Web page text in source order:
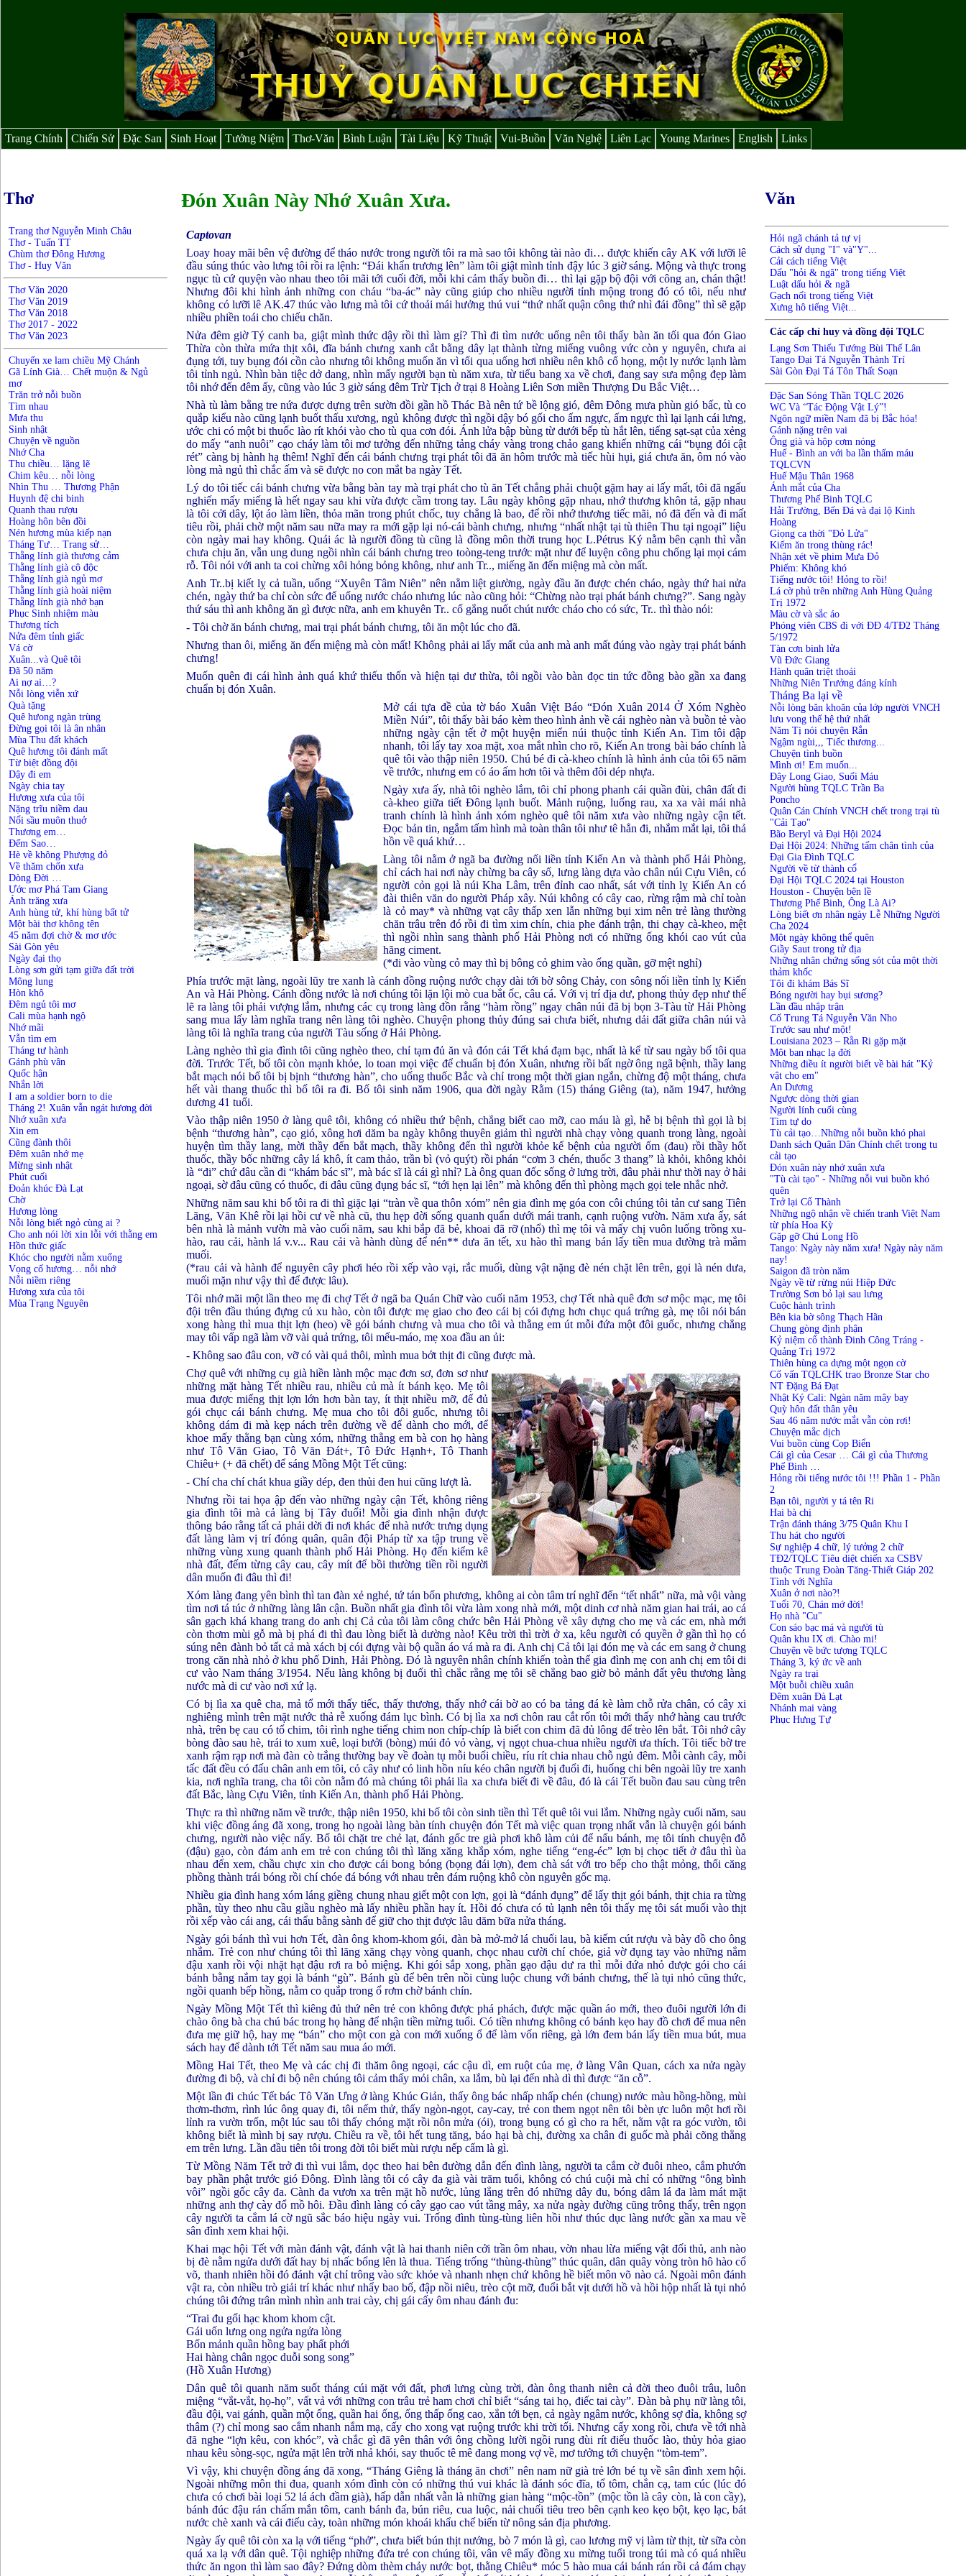
Trang Chính Chiến Sử Đặc San Sinh Hoạt Tưởng Niệm Thơ-Văn Bình Luận Tài Liệu Kỹ Thuật Vui-Buồn Văn Nghệ Liên Lạc Young Marines English Links
Thơ
Trang thơ Nguyễn Minh Châu
Thơ - Tuấn TT
Chùm thơ Đông Hương
Thơ - Huy Văn
Thơ Văn 2020
Thơ Văn 2019
Thơ Văn 2018
Thơ 2017 - 2022
Thơ Văn 2023
Chuyến xe lam chiều Mỹ Chánh
Gã Lính Già… Chết muộn & Ngủ
mơ
Trăn trở nỗi buồn
Tìm nhau
Mưa thu
Sinh nhật
Chuyện về nguồn
Nhớ Cha
Thu chiều… lặng lẽ
Chim kêu… nỗi lòng
Nhìn Thu … Thương Phận
Huynh đệ chi binh
Quanh thau rượu
Hoàng hôn bên đồi
Nén hương mùa kiếp nạn
Tháng Tư… Trang sử…
Thằng lính già thương cảm
Thằng lính già cô độc
Thằng lính già ngủ mơ
Thằng lính già hoài niệm
Thằng lính già nhớ bạn
Phục Sinh nhiệm màu
Thương tích
Nửa đêm tỉnh giấc
Vá cờ
Xuân...và Quê tôi
Đã 50 năm
Ai nợ ai…?
Nỗi lòng viễn xứ
Quà tặng
Quê hưong ngàn trùng
Đừng gọi tôi là ân nhân
Mùa Thu đất khách
Quê hương tôi đánh mất
Từ biệt đồng đội
Dậy đi em
Ngày chia tay
Hương xưa của tôi
Nặng trĩu niềm dau
Nổi sầu muôn thuở
Thương em…
Đếm Sao…
Hè về không Phượng đỏ
Về thăm chốn xưa
Dòng Đời …
Ước mơ Phá Tam Giang
Ánh trăng xưa
Anh hùng tử, khí hùng bất tử
Một bài thơ không tên
45 năm đợi chờ & mơ ước
Sài Gòn yêu
Ngày đại thọ
Lòng sơn gửi tạm giữa đất trời
Mông lung
Hòn khô
Đêm ngủ tôi mơ
Cali mùa hạnh ngộ
Nhớ mãi
Vẫn tìm em
Tháng tư hành
Gánh phù vân
Quốc hận
Nhắn lời
I am a soldier born to die
Tháng 2! Xuân vẫn ngát hương đời
Nhớ xuân xưa
Xin em
Cũng đành thôi
Đêm xuân nhớ mẹ
Mừng sinh nhật
Phút cuối
Đoản khúc Đà Lạt
Chờ
Hương lòng
Nỗi lòng biết ngỏ cùng ai ?
Cho anh nói lời xin lỗi với thằng em
Hồn thức giấc
Khóc cho người nằm xuống
Vọng cố hương… nỗi nhớ
Nỗi niềm riêng
Hương xưa của tôi
Mùa Trạng Nguyên
Đón Xuân Này Nhớ Xuân Xưa.
Captovan
Loay hoay mãi bên vệ đường để tháo nước trong người tôi ra mà sao tôi không tài nào đi… được khiến cây AK với lưỡi lê
đầu súng thúc vào lưng tôi rồi ra lệnh: “Đái khẩn trương lên” làm tôi giật mình tỉnh đậy lúc 3 giờ sáng. Mộng và thực trong
ngục tù cứ quyện vào nhau theo tôi mãi tới cuối đời, mỗi khi cảm thấy buồn đi… thì lại gặp bộ đội với công an, chán thật!
Nhưng đôi khi hình ảnh những con cháu “ba-ác” này cũng giúp cho nhiều người tỉnh mộng trong đó có tôi, nếu như
không có lưỡi lê AK.47 thúc vào lưng mà tôi cứ thoải mái hưởng thú vui “thứ nhất quận công thứ nhì đái đồng” thì sẽ gặp
nhiều phiền toái cho chiếu chăn.
Nửa đêm giờ Tý canh ba, giật mình thức dậy rồi thì làm gỉ? Thì đi tìm nước uống nên tôi thấy bàn ăn tối qua đón Giao
Thừa còn thừa mứa thịt xôi, đĩa bánh chưng xanh cắt bằng dây lạt thành từng miếng vuông vức còn y nguyên, chưa ai
đụng tới, tuy bụng đói cồn cào nhưng tôi không muốn ăn vì tối qua uống hơi nhiều nên khô cổ họng, một ly nước lạnh làm
tôi tỉnh ngủ. Nhìn bàn tiệc dở dang, nhìn mấy người bạn tù năm xưa, từ tiểu bang xa về chơi, đang say sưa mộng đẹp làm
tôi nhớ đến đêm ấy, cũng vào lúc 3 giờ sáng đêm Trừ Tịch ở trại 8 Hoàng Liên Sơn miền Thượng Du Bắc Việt…
Nhà tù làm bằng tre nứa được dựng trên sườn đồi gần hồ Thác Bà nên tứ bề lộng gió, đêm Đông mưa phùn gió bấc, tù co
quắp kiểu nào cũng lạnh buốt thấu xương, ngủ không được thì ngồi dậy bó gối cho ấm ngực, ấm ngực thì lại lạnh cái lưng,
ước chi có một bi thuốc lào rít khói vào cho tù qua cơn đói. Ánh lửa bập bùng từ dưới bếp tù hắt lên, tiếng sạt-sạt của xẻng
do mấy “anh nuôi” cạo cháy làm tôi mơ tưởng đến những tảng cháy vàng trong chảo gang khiến những cái “bụng đói cật
rét” càng bị hành hạ thêm! Nghĩ đến cái bánh chưng trại phát tôi đã ăn hôm trước mà tiếc hùi hụi, giá chưa ăn, ôm nó vào
lòng mà ngủ thì chắc ấm và sẽ được no con mắt ba ngày Tết.
Lý do tôi tiếc cái bánh chưng vừa bằng bàn tay mà trại phát cho tù ăn Tết chẳng phải chuột gặm hay ai lấy mất, tôi đã ngấu
nghiến mấy miếng là hết ngay sau khi vừa được cầm trong tay. Lâu ngày không gặp nhau, nhớ thương khôn tả, gặp nhau
là tôi cởi dây, lột áo làm liền, thỏa mãn trong phút chốc, tuy chẳng là bao, để rồi nhớ thương tiếc mãi, nó đã đến và đi mất
tiêu rồi, phải chờ một năm sau nữa may ra mới gặp lại nó-cái bành chưng, nhưng “nhất nhật tại tù thiên Thu tại ngoại” liệu
còn ngày mai hay không. Quái ác là người đồng tù cũng là đồng môn thời trung học L.Pétrus Ký nằm bên cạnh thì vẫn
chưa chịu ăn, vẫn ung dung ngồi nhìn cái bánh chưng treo toòng-teng trước mặt như để luyện công phu chống lại mọi cám
rỗ. Tôi nói với anh ta coi chừng xôi hỏng bỏng không, như anh Tr.., miếng ăn đến miệng mà còn mất.
Anh Tr..bị kiết lỵ cả tuần, uống “Xuyên Tâm Niên” nên nằm liệt giường, ngày đầu ăn được chén cháo, ngày thứ hai nửa
chén, ngày thứ ba chỉ còn sức để uống nước cháo nhưng lúc nào cũng hỏi: “Chừng nào trại phát bánh chưng?”. Sang ngày
thứ sáu thì anh không ăn gì được nữa, anh em khuyên Tr.. cố gắng nuốt chút nước cháo cho có sức, Tr.. thì thào nói:
- Tôi chờ ăn bánh chưng, mai trại phát bánh chưng, tôi ăn một lúc cho đã.
Nhưng than ôi, miếng ăn đến miệng mà còn mất! Không phải ai lấy mất của anh mà anh mất đúng vào ngày trại phát bánh
chưng!
Muốn quên đi cái hình ảnh quá khứ thiếu thốn và hiện tại dư thừa, tôi ngồi vào bàn đọc tin tức đồng bào gần xa đang
chuẩn bị đón Xuân.
Mở cái tựa đề của tờ báo Xuân Việt Báo “Đón Xuân 2014 Ở Xóm Nghèo
Miền Núi”, tôi thấy bài báo kèm theo hình ảnh về cái nghèo nàn và buồn tẻ vào
những ngày cận tết ở một huyện miển núi thuộc tỉnh Kiến An. Tim tôi đập
nhanh, tôi lấy tay xoa mặt, xoa mắt nhìn cho rõ, Kiến An trong bài báo chính là
quê tôi vào thập niên 1950. Chú bé đi cà-kheo chính là hình ảnh của tôi 65 năm
về trước, nhưng em có áo ấm hơn tôi và thêm đôi dép nhựa.
Ngày xưa ấy, nhà tôi nghèo lắm, tôi chỉ phong phanh cái quần đùi, chân đất đi
cà-kheo giữa tiết Đông lạnh buốt. Mảnh ruộng, luống rau, xa xa vài mái nhà
tranh chính là hình ảnh xóm nghèo quê tôi năm xưa vào những ngày cận tết.
Đọc bản tin, ngắm tấm hình mà toàn thân tôi như tê hẳn đi, nhắm mắt lại, tôi thả
hồn về quá khứ…
Làng tôi nằm ở ngã ba đường nối liền tỉnh Kiến An và thành phố Hải Phòng,
chỉ cách hai nơi này chừng ba cây số, lưng làng dựa vào chân núi Cựu Viên, có
người cỏn gọi là núi Kha Lâm, trên đỉnh cao nhất, sát với tỉnh lỵ Kiến An có
đài thiên văn do người Pháp xây. Núi không có cây cao, rừng rậm mà chỉ toàn
là cỏ may* và những vạt cây thấp xen lẫn những bụi xim nên trẻ làng thường
chăn trâu trên đó rồi đi tìm xim chín, chia phe đánh trận, thi chạy cà-kheo, mệt
thì ngồi nhìn sang thành phố Hải Phòng nơi có những ống khói cao vút của
hãng ciment.
(*đi vào vùng cỏ may thì bị bông cỏ ghim vào ống quần, gỡ mệt nghỉ)
Phía trước mặt làng, ngoài lũy tre xanh là cánh đồng ruộng nước chạy dài tới bờ sông Chảy, con sông nối liền tỉnh lỵ Kiến
An và Hải Phòng. Cánh đồng nước là nơi chúng tôi lặn lội mò cua bắt ốc, câu cá. Với vị trí địa dư, phong thủy đẹp như thế
lẽ ra làng tôi phải vượng lắm, nhưng các cụ trong làng đồn rằng “hàm rồng” ngay chân núi đã bị bọn 3-Tàu từ Hải Phòng
sang mua lấy làm nghĩa trang nên làng tôi nghèo. Chuyện phong thủy đúng sai chưa biết, nhưng dải đất giữa chân núi và
làng tôi là nghĩa trang của người Tàu sống ở Hải Phòng.
Làng nghèo thì gia đình tôi cũng nghèo theo, chỉ tạm đủ ăn và đón cái Tết khá đạm bạc, nhất là kể từ sau ngày bố tôi qua
đời. Trước Tết, bố tôi còn mạnh khỏe, lo toan mọi việc để chuẩn bị đón Xuân, nhưng rồi bất ngờ ông ngã bệnh, thầy lang
bắt mạch nói bố tôi bị bịnh “thương hàn”, cho uống thuốc Bắc và chỉ trong một thời gian ngắn, chừng độ một tháng, chưa
hết vài thang thuốc thì bố tôi ra đi. Bố tôi sinh năm 1906, qua đời ngày Rằm (15) tháng Giêng (ta), năm 1947, hưởng
dương 41 tuổi.
Vào thập niên 1950 ở làng quê tôi, không có nhiều thứ bệnh, chẳng biết cao mỡ, cao máu là gì, hễ bị bệnh thì gọi là bị
bệnh “thương hàn”, cạo gió, xông hơi dăm ba ngày không thuyên giảm thì người nhà chạy vòng quanh trong làng, ngoài
huyện tìm thầy lang, mời thầy đến bắt mạch, thầy không đến thì người khỏe kể bệnh của người ốm (đau) rồi thầy hốt
thuốc, thầy bốc những cây lá khô, ít cam thảo, trần bì (vỏ quýt) rồi phán “cơm 3 chén, thuốc 3 thang” là khỏi, không khỏi
là “đi” chứ đâu cần đi “khám bác sĩ”, mà bác sĩ là cái gì nhỉ? Là ông quan đốc sống ở lưng trời, đâu phải như thời nay ở hải
ngoại, sờ đâu cũng có thuốc, đi đâu cũng đụng bác sĩ, “tới hẹn lại lên” mà không đến thì phòng mạch gọi tele nhắc nhở.
Những năm sau khi bố tôi ra đi thì giặc lại “tràn về qua thôn xóm” nên gia đình mẹ góa con côi chúng tôi tản cư sang Tiên
Lãng, Văn Khê rồi lại hồi cư về nhà cũ, thu hẹp đời sống quanh quẩn dưới mái tranh, cạnh ruộng vườn. Năm xưa ấy, sát
bên nhà là mảnh vườn mà vào cuối năm, sau khi bắp đã bẻ, khoai đã rỡ (nhổ) thì mẹ tôi và mấy chị vuôn luống trồng xu-
hào, rau cải, hành lá v.v... Rau cải và hành dùng để nén** dưa ăn tết, xu hào thì mang bán lấy tiền mua đường trà mắm
muối.
(*rau cải và hành để nguyên cây phơi héo rồi xếp vào vại, rắc muối, dùng vật nặng đè nén chặt lên trên, gọi là nén dưa,
muối mặn như vậy thì để được lâu).
Tôi nhớ mãi một lần theo mẹ đi chợ Tết ở ngã ba Quán Chữ vào cuối năm 1953, chợ Tết nhà quê đơn sơ mộc mạc, mẹ tôi
đội trên đầu thúng đựng củ xu hào, còn tôi được mẹ giao cho đeo cái bị cói đựng hơn chục quả trứng gà, mẹ tôi nói bán
xong hàng thì mua thịt lợn (heo) về gói bánh chưng và mua cho tôi và thằng em út mỗi đứa một đôi guốc, nhưng chẳng
may tôi vấp ngã làm vỡ vài quả trứng, tôi mếu-máo, mẹ xoa đầu an ủi:
- Không sao đâu con, vỡ có vài quả thôi, mình mua bớt thịt đi cũng được mà.
Chợ quê với những cụ già hiền lành mộc mạc đơn sơ, đơn sơ như
những mặt hàng Tết nhiều rau, nhiều củ mà ít bánh kẹo. Mẹ tôi
mua được miếng thịt lợn lớn hơn bàn tay, ít thịt nhiều mỡ, để đủ
gói chục cái bánh chưng. Mẹ mua cho tôi đôi guốc, nhưng tôi
không dám đi mà kẹp nách trên đường về để dành cho mới, để
khoe mấy thằng bạn cùng xóm, những thằng em bà con họ hàng
như Tô Văn Giao, Tô Văn Đát+, Tô Đức Hạnh+, Tô Thanh
Chiêu+ (+ đã chết) để sáng Mồng Một Tết cũng:
- Chí cha chí chát khua giầy dép, đen thủi đen hui cũng lượt là.
Nhưng rồi tai họa ập đến vào những ngày cận Tết, không riêng
gia đình tôi mà cả làng bị Tây đuổi! Mỗi gia đình nhận được
thông báo rằng tất cả phải dời đi nơi khác để nhà nước trưng dụng
đất làng làm vị trí đóng quân, quân đội Pháp từ xa tập trung về
những vùng xung quanh thành phố Hải Phòng. Họ đến kiểm kê
nhà đất, đếm từng cây cau, cây mít để bồi thường tiền rồi người
dân muốn đi đâu thì đi!
Xóm làng đang yên bình thì tan đàn xẻ nghé, tứ tán bốn phương, không ai còn tâm trí nghĩ đến “tết nhất” nữa, mà vội vàng
tìm nơi tá túc ở những làng lân cận. Buồn nhất gia đình tôi vừa làm xong nhà mới, một dinh cơ nhà năm gian hai trái, ao cá
sân gạch khá khang trang do anh chị Cả của tôi làm công chức bên Hải Phòng về xây dựng cho mẹ và các em, nhà mới
còn thơm mùi gỗ mà bị phá đi thì đau lòng biết là dường nào! Kêu trời thì trời ở xa, kêu người có quyền ở gần thì họ có
súng nên đành bỏ tất cả mà xách bị cói đựng vài bộ quần áo vá mà ra đi. Anh chị Cả tôi lại đón mẹ và các em sang ở chung
trong căn nhà nhỏ ở khu phố Dinh, Hải Phòng. Đó là nguyên nhân chính khiến toàn thể gia đình mẹ con anh chị em tôi di
cư vào Nam tháng 3/1954. Nếu làng không bị đuổi thì chắc rằng mẹ tôi sẽ chẳng bao giờ bỏ mảnh đất yêu thương làng
nước mà di cư vào nơi xứ lạ.
Có bị lìa xa quê cha, mả tổ mới thấy tiếc, thấy thương, thấy nhớ cái bờ ao có ba tảng đá kè làm chỗ rửa chân, có cây xi
nghiêng mình trên mặt nước thả rễ xuống đám lục bình. Có bị lìa xa nơi chôn rau cắt rốn tôi mới thấy nhớ hàng cau trước
nhà, trên bẹ cau có tổ chim, tôi rình nghe tiếng chim non chíp-chíp là biết con chim đã đủ lông để trèo lên bắt. Tôi nhớ cây
bòng đào sau hè, trái to xum xuê, loại bưởi (bòng) múi đỏ vỏ vàng, vị ngọt chua-chua nhiều người ưa thích. Tôi tiếc bờ tre
xanh rậm rạp nơi mà đàn cò trắng thường bay về đoàn tụ mỗi buổi chiều, ríu rít chia nhau chỗ ngủ đêm. Mỗi cành cây, mỗi
tấc đất đều có đấu chân anh em tôi, cỏ cây như có linh hồn níu kéo chân người bị đuổi đi, huống chi bên ngoài lũy tre xanh
kia, nơi nghĩa trang, cha tôi còn nằm đó mà chúng tôi phải lìa xa chưa biết đi về đâu, đó là cái Tết buồn đau sau cùng trên
đất Bắc, làng Cựu Viên, tỉnh Kiến An, thành phố Hải Phòng.
Thực ra thì những năm về trước, thập niên 1950, khi bố tôi còn sinh tiền thì Tết quê tôi vui lắm. Những ngày cuối năm, sau
khi việc đồng áng đã xong, trong họ ngoài làng bàn tính chuyện đón Tết mà việc quan trọng nhất vẫn là chuyện gói bánh
chưng, người nào việc nấy. Bố tôi chặt tre chẻ lạt, đánh gốc tre già phơi khô làm củi để nấu bánh, mẹ tôi tính chuyện đỗ
(đậu) gạo, còn đám anh em trẻ con chúng tôi thì lăng xăng khắp xóm, nghe tiếng “eng-éc” lợn bị chọc tiết ở đâu thì ùa
nhau đến xem, chầu chực xin cho được cái bong bóng (bọng đái lợn), đem chà sát với tro bếp cho thật mỏng, thổi căng
phồng thành trái bóng rồi chí chóe đá bóng với nhau trên đám ruộng khô còn nguyên gốc mạ.
Nhiều gia đình hang xóm láng giềng chung nhau giết một con lợn, gọi là “đánh đụng” để lấy thịt gói bánh, thịt chia ra từng
phần, tùy theo nhu cầu giầu nghèo mà lấy nhiều phần hay ít. Hồi đó chưa có tủ lạnh nên tôi thấy mẹ tôi sát muối vào thịt
rồi xếp vào cái ang, cái thẩu bằng sành để giữ cho thịt được lâu dăm bữa nửa tháng.
Ngày gói bánh thì vui hơn Tết, đàn ông khom-khom gói, đàn bà mở-mở lá chuối lau, bà kiếm cút rượu và bày đồ cho ông
nhắm. Trẻ con như chúng tôi thì lăng xăng chạy vòng quanh, chọc nhau cười chí chóe, giả vờ đụng tay vào những nắm
đậu xanh rồi vội nhặt hạt đậu rơi ra bỏ miệng. Khi gói sắp xong, phần gạo đậu dư ra thì mỗi đứa nhỏ được gói cho cái
bánh bằng nắm tay gọi là bánh “gù”. Bánh gù để bên trên nồi cùng luộc chung với bánh chưng, thế là tụi nhỏ cũng thức,
ngồi quanh bếp hồng, nằm co quắp trong ổ rơm chờ bánh chín.
Ngày Mồng Một Tết thì kiêng đủ thứ nên trẻ con không được phá phách, được mặc quần áo mới, theo đuôi người lớn đi
chào ông bà cha chú bác trong họ hàng để nhận tiền mừng tuổi. Có tiền nhưng không có bánh kẹo hay đồ chơi để mua nên
đưa mẹ giữ hộ, hay mẹ “bán” cho một con gà con mới xuống ổ để làm vốn riêng, gà lớn đem bán lấy tiền mua bút, mua
sách hay để dành tới Tết năm sau mua áo mới.
Mồng Hai Tết, theo Mẹ và các chị đi thăm ông ngoại, các cậu dì, em ruột của mẹ, ở làng Vân Quan, cách xa nửa ngày
đường đi bộ, và chỉ đi bộ nên chúng tôi cảm thấy mỏi chân, xa lắm, bù lại đến nhà dì thì được “ăn cỗ”.
Một lần đi chúc Tết bác Tô Văn Ưng ở làng Khúc Giản, thấy ông bác nhấp nhấp chén (chung) nước màu hồng-hồng, mùi
thơm-thơm, rình lúc ông quay đi, tôi nếm thử, thấy ngòn-ngọt, cay-cay, trẻ con them ngọt nên tôi bèn ực luôn một hơi rồi
lỉnh ra vườn trốn, một lúc sau tôi thấy chóng mặt rồi nôn mửa (ói), trong bụng có gì cho ra hết, nằm vật ra góc vườn, tôi
không biết là mình bị say rượu. Chiều ra về, tôi hết tung tăng, báo hại bà chị, đường xa chân đi guốc mà phải cõng thằng
em trên lưng. Lần đầu tiên tôi trong đời tôi biết mùi rượu nếp cẩm là gì.
Từ Mồng Năm Tết trở đi thì vui lắm, dọc theo hai bên đường dẫn đến đình làng, người ta cắm cờ đuôi nheo, cắm phướn
bay phần phật trước gió Đông. Đình làng tôi có cây đa già vài trăm tuổi, không có chú cuội mà chỉ có những “ông bình
vôi” ngồi gốc cây đa. Cành đa vươn xa trên mặt hồ nước, lủng lẳng trên đó những dây đu, bóng dâm lá đa làm mát mặt
những anh thợ cày đổ mồ hôi. Đầu đình làng có cây gạo cao vút tầng mây, xa nửa ngày đường cũng trông thấy, trên ngọn
cây người ta cắm lá cờ ngũ sắc báo hiệu ngày vui. Trống đình tùng-tùng liên hồi như thúc dục làng nước gần xa mau về
sân đình xem khai hội.
Khai mạc hội Tết với màn đánh vật, đánh vật là hai thanh niên cởi trần ôm nhau, vờn nhau lừa miếng vật đối thủ, anh nào
bị đè nằm ngửa dưới đất hay bị nhấc bổng lên là thua. Tiếng trống “thùng-thùng” thúc quân, dân quây vòng tròn hô hào cổ
võ, thanh nhiên hồi đó đánh vật chỉ trông vào sức khỏe và nhanh nhẹn chứ không hề biết môn võ nào cả. Ngoài môn đánh
vật ra, còn nhiều trò giải trí khác như nhẩy bao bố, đập nồi niêu, trèo cột mỡ, đuổi bắt vịt dưới hồ và hồi hộp nhất là tụi nhỏ
chúng tôi đứng trân mình nhìn anh trai cày, chị gái cấy ôm nhau đánh đu:
“Trai đu gối hạc khom khom cật.
Gái uốn lưng ong ngửa ngửa lòng
Bốn mảnh quần hồng bay phất phới
Hai hàng chân ngọc duỗi song song”
(Hồ Xuân Hương)
Dân quê tôi quanh năm suốt tháng cúi mặt với đất, phơi lưng cùng trời, đàn ông thanh niên cả đời theo đuôi trâu, luôn
miệng “vắt-vắt, họ-họ”, vất vả với những con trâu trẻ ham chơi chỉ biết “sáng tai họ, điếc tai cày”. Đàn bà phụ nữ làng tôi,
đầu đội, vai gánh, quần một ống, quần hai ống, ống thấp ống cao, xắn tới bẹn, cả ngày ngâm nước, không sợ đỉa, không sợ
thâm (?) chỉ mong sao cắm nhanh nắm mạ, cấy cho xong vạt ruộng trước khi trời tối. Nhưng cấy xong rồi, chưa về tới nhà
đã nghe “lợn kêu, con khóc”, và chắc gì đã yên thân với ông chồng lười ngồi rung đùi rít điếu thuốc lào, thủy hỏa giao
nhau kêu sòng-sọc, ngửa mặt lên trời nhả khói, say thuốc tê mê đang mong vợ về, mơ tưởng tới chuyện “tòm-tem”.
Vì vậy, khi chuyện đồng áng đã xong, “Tháng Giêng là tháng ăn chơi” nên nam nữ già trẻ lớn bé tụ về sân đình xem hội.
Ngoài những môn thi đua, quanh xóm đình còn có những thú vui khác là đánh sóc đĩa, tổ tôm, chắn cạ, tam cúc (lúc đó
chưa có chơi bài loại 52 lá ách đầm già), hấp dẫn nhất vẫn là những gian hàng “mộc-tồn” (mộc tồn là cây còn, là con cầy),
bánh đúc đậu rán chấm mắn tôm, canh bánh đa, bún riêu, cua luộc, nải chuối tiêu treo bên cạnh keo kẹo bột, kẹo lạc, bát
nước chè xanh và cái điếu cày, toàn những món khoái khẩu chế biến từ nông sản địa phương.
Ngày ấy quê tôi còn xa lạ với tiếng “phở”, chưa biết bún thịt nướng, bò 7 món là gì, cao lương mỹ vị làm từ thịt, từ sữa còn
quá xa lạ với dân quê. Tội nghiệp những đứa trẻ con chúng tôi, vân vê mấy đồng xu mừng tuổi trong túi mà có quá nhiều
thức ăn ngon thì làm sao đây? Đứng dòm thèm chảy nước bọt, thằng Chiêu* móc 5 hào mua cái bánh rán rồi cả đám chạy
Văn
Hỏi ngã chánh tả tự vị
Cách sử dụng "I" và"Y"...
Cải cách tiếng Việt
Dấu "hỏi & ngã" trong tiếng Việt
Luật dấu hỏi & ngã
Gạch nối trong tiếng Việt
Xưng hô tiếng Việt...
Các cấp chỉ huy và đồng đội TQLC
Lạng Sơn Thiếu Tướng Bùi Thế Lân
Tango Đại Tá Nguyễn Thành Trí
Sài Gòn Đại Tá Tôn Thất Soạn
Đặc San Sóng Thần TQLC 2026
WC Và “Tác Động Vật Lý”!
Ngôn ngữ miền Nam đã bị Bắc hóa!
Gánh nặng trên vai
Ông già và hộp cơm nóng
Huế - Bình an với ba lần thấm máu
TQLCVN
Huế Mậu Thân 1968
Ánh mắt của Cha
Thương Phế Binh TQLC
Hải Trường, Bến Đá và đại lộ Kinh
Hoàng
Giọng ca thời "Đỏ Lửa"
Kiếm ăn trong thùng rác!
Nhận xét về phim Mưa Đỏ
Phiếm: Không khó
Tiếng nước tôi! Hỏng to rồi!
Lá cờ phủ trên những Anh Hùng Quảng
Trị 1972
Màu cờ và sắc áo
Phóng viên CBS đi với ĐĐ 4/TĐ2 Tháng
5/1972
Tàn cơn binh lửa
Vũ Đức Giang
Hành quân triệt thoái
Những Niên Trưởng đáng kính
Tháng Ba lại về
Nỗi lòng băn khoăn của lớp người VNCH
lưu vong thế hệ thứ nhất
Năm Tị nói chuyện Rắn
Ngậm ngùi,,, Tiếc thương...
Chuyện tình buồn
Mình ơi! Em muốn...
Đây Long Giao, Suối Máu
Người hùng TQLC Trần Ba
Poncho
Quân Cán Chính VNCH chết trong trại tù
"Cải Tạo"
Bão Beryl và Đại Hội 2024
Đại Hội 2024: Những tấm chân tình của
Đại Gia Đình TQLC
Người về từ thành cổ
Đại Hội TQLC 2024 tại Houston
Houston - Chuyện bên lề
Thương Phế Binh, Ông Là Ai?
Lòng biết ơn nhân ngày Lễ Những Người
Cha 2024
Một ngày không thể quên
Giầy Saut trong tử địa
Những nhân chứng sống sót của một thời
thảm khốc
Tôi đi khám Bás Sĩ
Bóng người hay bụi sương?
Lần đầu nhập trận
Cố Trung Tá Nguyễn Văn Nho
Trước sau như một!
Louisiana 2023 – Rằn Ri gặp mặt
Môt ban nhạc lạ đời
Những điều ít người biết về bài hát "Kỷ
vật cho em"
An Dương
Ngược dòng thời gian
Người lính cuối cùng
Tìm tự do
Tù cải tạo…Những nỗi buồn khó phai
Danh sách Quân Dân Chính chết trong tu
cải tạo
Đón xuân này nhớ xuân xưa
"Tù cài tạo" - Những nỗi vui buồn khó
quên
Trở lại Cổ Thành
Những ngộ nhận về chiến tranh Việt Nam
từ phía Hoa Kỳ
Gặp gỡ Chú Long Hồ
Tango: Ngày này năm xưa! Ngày này năm
nay!
Saigon đã tròn năm
Ngày về từ rừng núi Hiệp Đức
Trường Sơn bỏ lại sau lưng
Cuộc hành trình
Bên kia bờ sông Thạch Hãn
Chung gòng định phận
Kỷ niệm cổ thành Đinh Công Tráng -
Quảng Trị 1972
Thiên hùng ca dựng một ngọn cờ
Cố vấn TQLCHK trao Bronze Star cho
NT Đặng Bá Đạt
Nhật Ký Cali: Ngàn năm mây bay
Quỳ hôn đất thân yêu
Sau 46 năm nước mắt vẫn còn rơi!
Chuyện mắc dịch
Vui buồn cùng Cọp Biển
Cái gì của Cesar … Cái gì của Thương
Phế Binh …
Hỏng rồi tiếng nước tôi !!! Phần 1 -Phần
2
Bạn tôi, người y tá tên Ri
Hai bà chị
Trận đánh tháng 3/75 Quân Khu I
Thu hát cho người
Sự nghiệp 4 chữ, lý tưởng 2 chữ
TĐ2/TQLC Tiêu diệt chiến xa CSBV
thuộc Trung Đoàn Tăng-Thiết Giáp 202
Tình với Nghĩa
Xuân ở nơi nào?!
Tuổi 70, Chán mớ đời!
Họ nhà "Cu"
Con sáo bạc má và người tù
Quân khu IX ơi. Chào mi!
Chuyện về bức tượng TQLC
Tháng 3, ký ức về anh
Ngày ra trại
Một buỗi chiều xuân
Đêm xuân Đà Lạt
Nhánh mai vàng
Phục Hưng Tự